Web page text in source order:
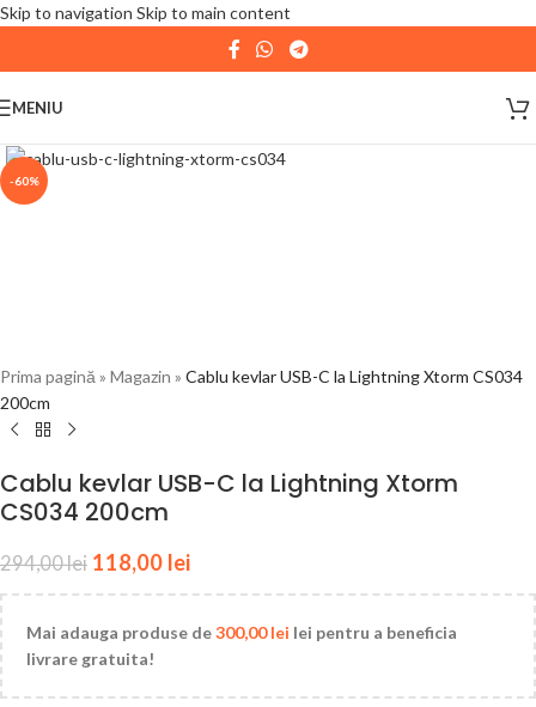
Skip to navigation Skip to main content
| 📦 Program livrari|In perioada11 August - 18
August,
expediate. Va multumim pentru intelegere!
MENIU
-60%
Prima pagină » Magazin » Cablu kevlar USB-C la Lightning Xtorm CS034
200cm
Cablu kevlar USB-C la Lightning Xtorm
CS034 200cm
294,00lei 118,00 lei
Mai adauga produse de300,00lei lei pentru a beneficia
livrare gratuita!